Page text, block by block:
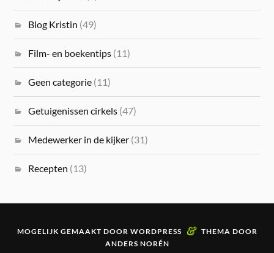
Blog Kristin (49)
Film- en boekentips (11)
Geen categorie (11)
Getuigenissen cirkels (47)
Medewerker in de kijker (31)
Recepten (13)
MOGELIJK GEMAAKT DOOR WORDPRESS & THEMA DOOR
ANDERS NORÉN